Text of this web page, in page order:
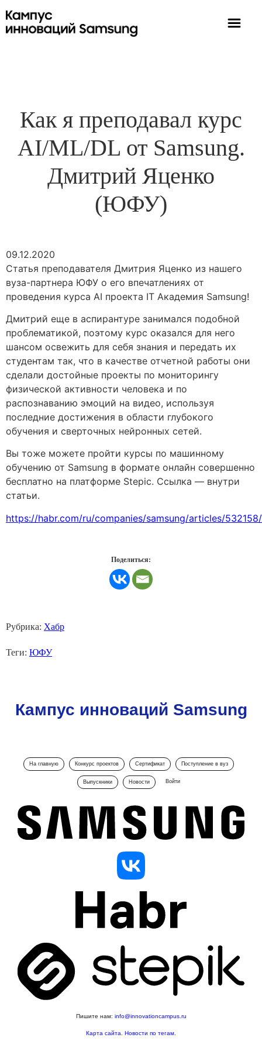
Как я преподавал курс
AI/ML/DL от Samsung.
Дмитрий Яценко
(ЮФУ)
09.12.2020
Статья преподавателя Дмитрия Яценко из нашего
вуза-партнера ЮФУ о его впечатлениях от
проведения курса AI проекта IT Академия Samsung!
Дмитрий еще в аспирантуре занимался подобной
проблематикой, поэтому курс оказался для него
шансом освежить для себя знания и передать их
студентам так, что в качестве отчетной работы они
сделали достойные проекты по мониторингу
физической активности человека и по
распознаванию эмоций на видео, используя
последние достижения в области глубокого
обучения и сверточных нейронных сетей.
Вы тоже можете пройти курсы по машинному
обучению от Samsung в формате онлайн совершенно
бесплатно на платформе Stepic. Ссылка — внутри
статьи.
https://habr.com/ru/companies/samsung/articles/532158/
Поделиться:
Рубрика: Хабр
Теги: ЮФУ
Кампус инноваций Samsung
На главную Конкурс проектов Сертификат Поступление в вуз
Выпускники Новости Войти
Пишите нам: info@innovationcampus.ru
Карта сайта Новости по тегам